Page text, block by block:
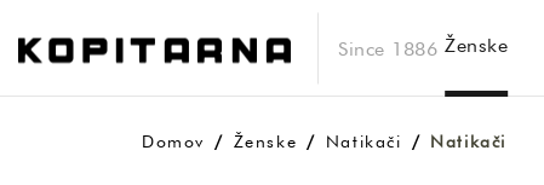
Ženske
Since 1886
Domov Ženske Natikači Natikači